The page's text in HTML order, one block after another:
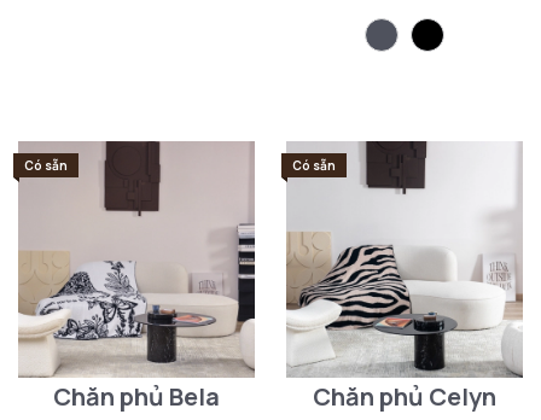
Có sẵn
Chăn phủ Bela
Có sẵn
Chăn phủ Celyn